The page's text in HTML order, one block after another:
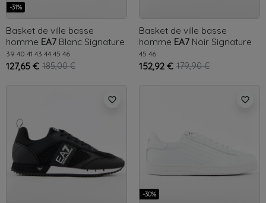
-31%
Basket de ville basse
homme EA7 Blanc Signature
GA
39 40 41 43 44 45 46
127,65 € 185,00 €
Basket de ville basse
homme EA7 Noir Signature
45 46
152,92 € 179,90 €
favorite_border favorite_border
-30%